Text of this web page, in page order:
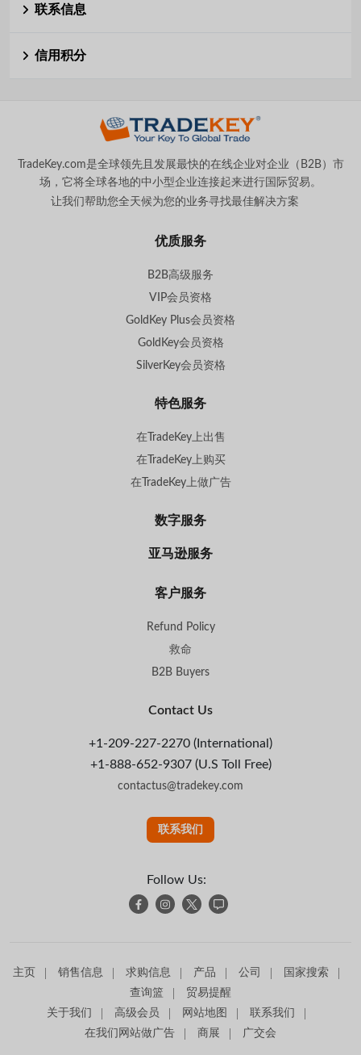
联系信息
信用积分
TradeKey.com是全球领先且发展最快的在线企业对企业（B2B）市
场，它将全球各地的中小型企业连接起来进行国际贸易。
让我们帮助您全天候为您的业务寻找最佳解决方案
优质服务
B2B高级服务
VIP会员资格
GoldKey Plus会员资格
GoldKey会员资格
SilverKey会员资格
特色服务
在TradeKey上出售
在TradeKey上购买
在TradeKey上做广告
数字服务
亚马逊服务
客户服务
Refund Policy
救命
B2B Buyers
Contact Us
+1-209-227-2270 (International)
+1-888-652-9307 (U.S Toll Free)
contactus@tradekey.com
联系我们
Follow Us:
主页 销售信息 求购信息 产品 公司
国家搜索
查询篮
贸易提醒
关于我们
高级会员 网站地图
联系我们
在我们网站做广告
商展 广交会